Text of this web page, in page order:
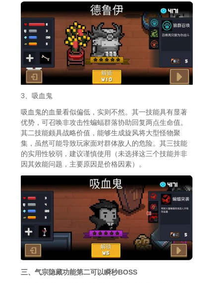
3、吸血鬼
吸血鬼的血量看似偏低，实则不然。其一技能具有显著
优势，可召唤非攻击性蝙蝠群落协助回复两点生命值。
其二技能颇具战略价值，能够生成旋风将大型怪物聚
集，虽然可能导致玩家面对群体敌人的危险。其三技能
的实用性较弱，建议谨慎使用（未选择这三个技能并非
因其效能问题，主要原因是价格因素）。
三、气宗隐藏功能第二可以瞬秒BOSS